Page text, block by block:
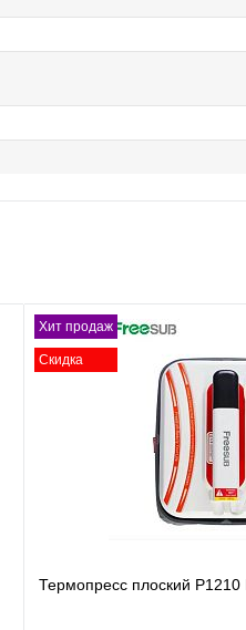
Хит продаж
Скидка
Термопресс плоский